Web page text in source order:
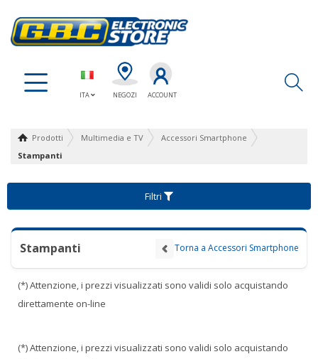
ITA NEGOZI ACCOUNT
Prodotti Multimedia e TV
Accessori Smartphone
Stampanti
Filtri
Stampanti Torna a Accessori Smartphone
(*) Attenzione, i prezzi visualizzati sono validi solo acquistando
direttamente on-line
(*) Attenzione, i prezzi visualizzati sono validi solo acquistando